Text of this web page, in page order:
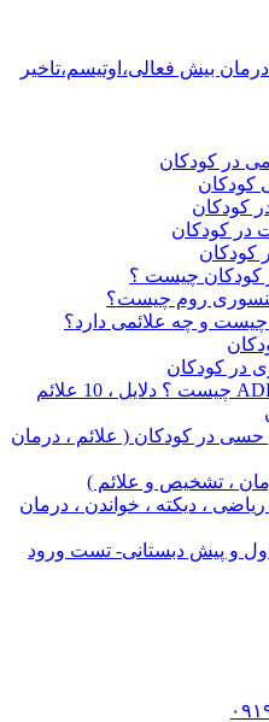
در کودکان
کودکان
کودکان
در کودکان
کودکان
کودکان چیست ؟
روم چیست؟
چیست و چه علائمی دارد؟
در کودکان
بیش فعالی ADHD چیست ؟ دلایل ، 10 علائم
حسی در کودکان ( علائم ، درمان
، تشخیص و علائم )
ریاضی ، دیکته ، خواندن ، درمان
و پیش دبستانی- تست ورود